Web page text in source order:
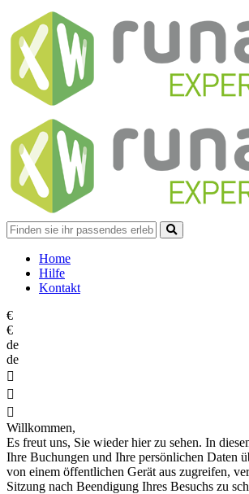
Home
Hilfe
Kontakt
€
€
de
de



Willkommen,
Es freut uns, Sie wieder hier zu sehen. In
Ihre Buchungen und Ihre persönlichen Daten
von einem öffentlichen Gerät aus zugreifen,
Sitzung nach Beendigung Ihres Besuchs zu